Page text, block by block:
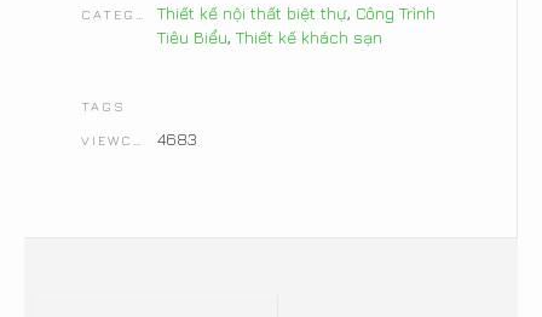
Thiết kế nội thất biệt thự, Công Trình
Tiêu Biểu, Thiết kế khách sạn
TAGS
4683